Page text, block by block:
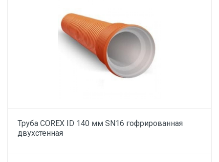
Труба COREX ID 140 мм SN16 гофрированная
двухстенная